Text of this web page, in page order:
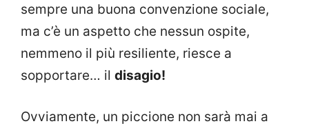
sempre una buona convenzione sociale,
ma c’è un aspetto che nessun ospite,
nemmeno il più resiliente, riesce a
sopportare… il disagio!
Ovviamente, un piccione non sarà mai a